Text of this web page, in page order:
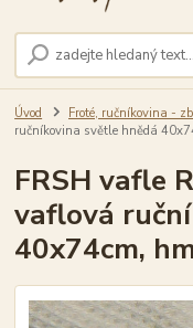
Úvod Froté, ručníkovina -
ručníkovina světle hnědá
FRSH vafle
vaflová
40x74cm,